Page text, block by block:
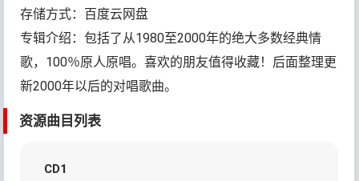
存储方式：百度云网盘
专辑介绍：包括了从1980至2000年的绝大多数经典情
歌，100％原人原唱。喜欢的朋友值得收藏！后面整理更
新2000年以后的对唱歌曲。
资源曲目列表
CD1